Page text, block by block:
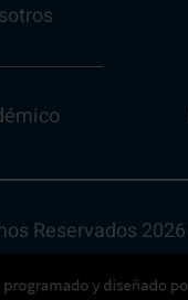
Reservados